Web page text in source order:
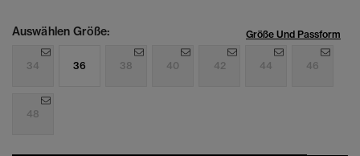
Auswählen Größe: Größe Und Passform
34 36 38 40 42 44 46
48